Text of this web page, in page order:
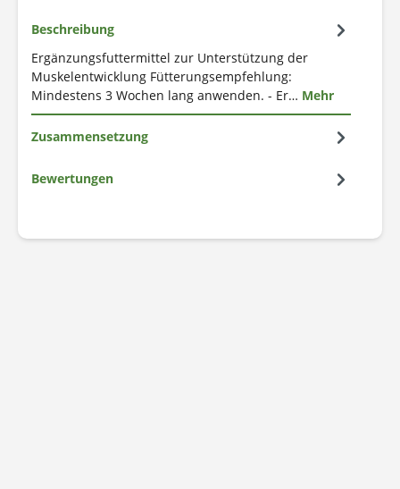
Beschreibung
Ergänzungsfuttermittel zur Unterstützung der
Muskelentwicklung Fütterungsempfehlung:
Mindestens 3 Wochen lang anwenden. - Er… Mehr
Zusammensetzung
Bewertungen